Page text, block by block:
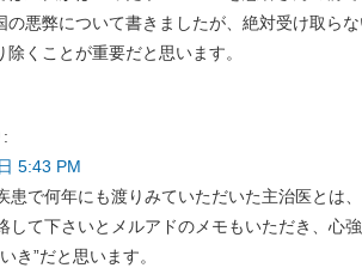
の悪弊について書きましたが、絶対受け取ら
除くことが重要だと思います。
:
5:43 PM
患で何年にも渡りみていただいた主治医とは
して下さいとメルアドのメモもいただき、心
き”だと思います。